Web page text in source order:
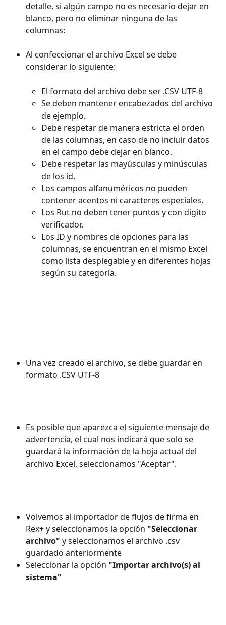
detalle, si algún campo no es necesario dejar en
blanco, pero no eliminar ninguna de las
columnas:
Al confeccionar el archivo Excel se debe
considerar lo siguiente:
El formato del archivo debe ser .CSV UTF-8
Se deben mantener encabezados del archivo
de ejemplo.
Debe respetar de manera estricta el orden
de las columnas, en caso de no incluir datos
en el campo debe dejar en blanco.
Debe respetar las mayúsculas y minúsculas
de los id.
Los campos alfanuméricos no pueden
contener acentos ni caracteres especiales.
Los Rut no deben tener puntos y con digito
verificador.
Los ID y nombres de opciones para las
columnas, se encuentran en el mismo Excel
como lista desplegable y en diferentes hojas
según su categoría.
Una vez creado el archivo, se debe guardar en
formato .CSV UTF-8
Es posible que aparezca el siguiente mensaje de
advertencia, el cual nos indicará que solo se
guardará la información de la hoja actual del
archivo Excel, seleccionamos "Aceptar".
Volvemos al importador de flujos de firma en
Rex+ y seleccionamos la opción "Seleccionar
archivo" y seleccionamos el archivo .csv
guardado anteriormente
Seleccionar la opción "Importar archivo(s) al
sistema"